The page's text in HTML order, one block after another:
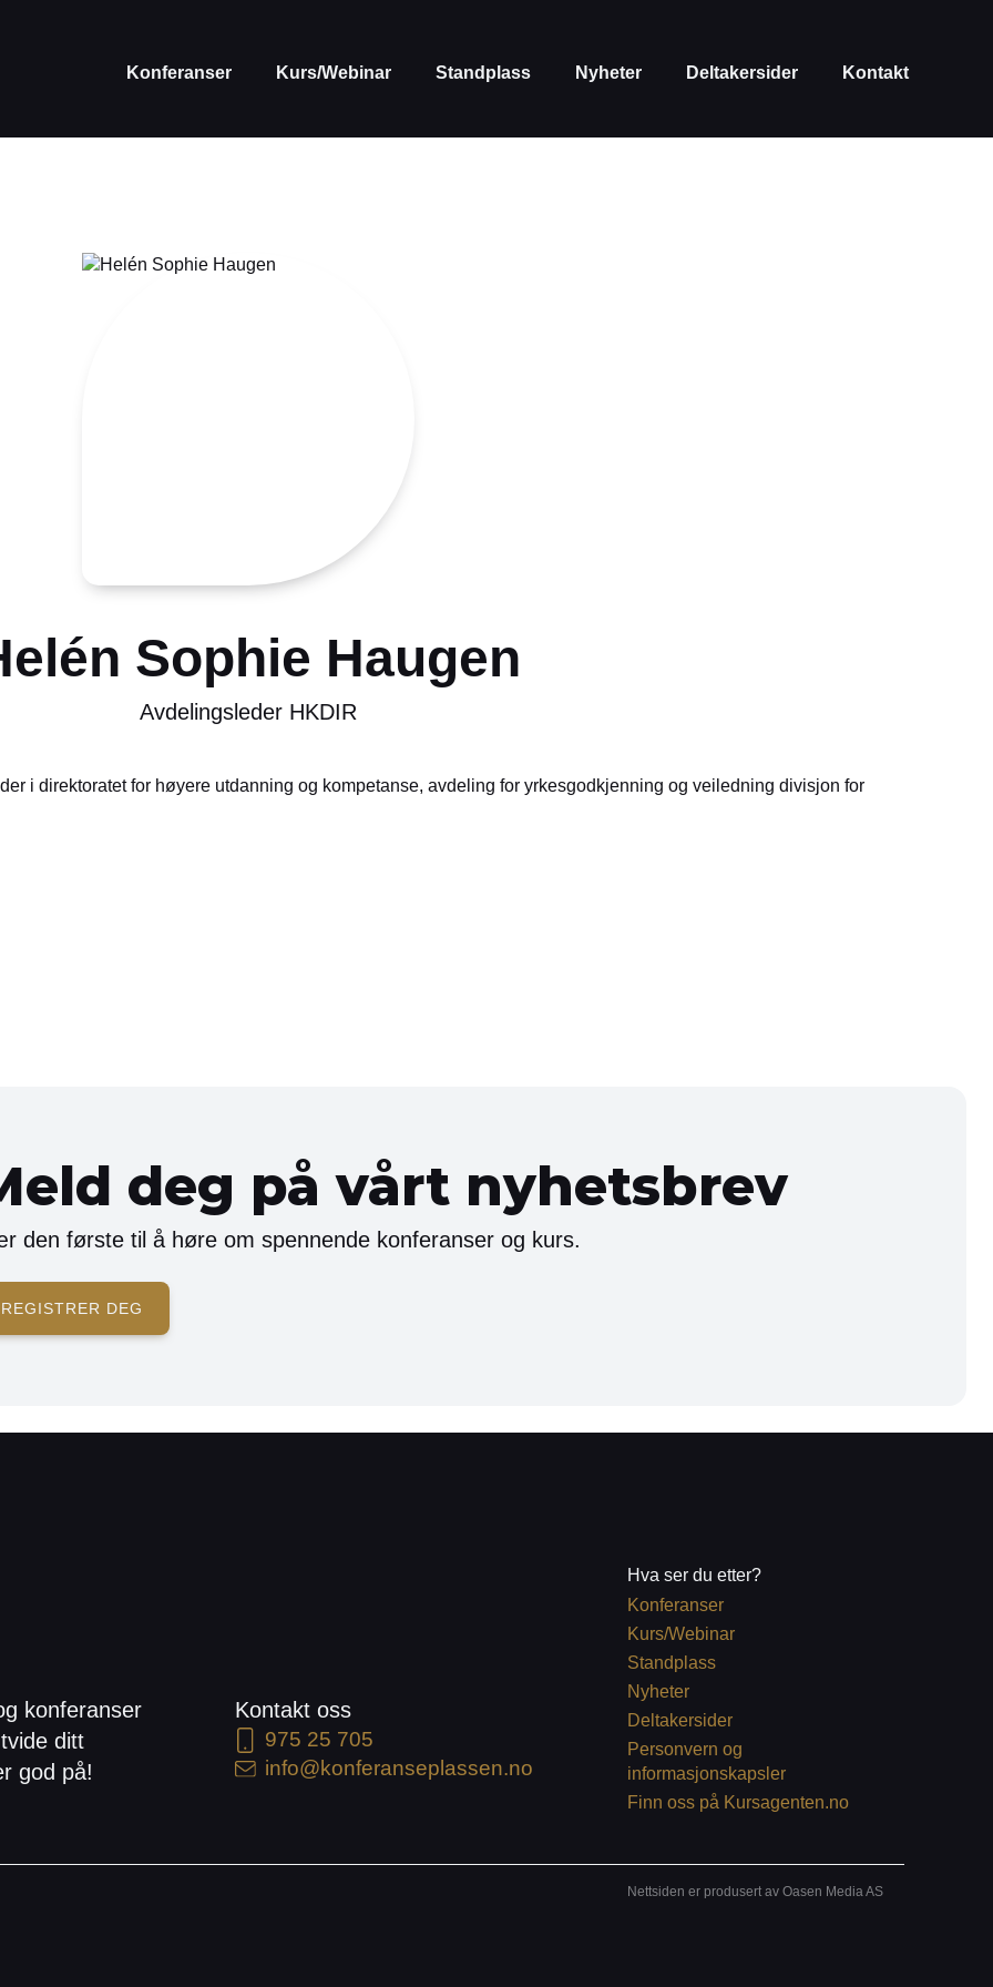
Konferanser Kurs/Webinar Standplass Nyheter Deltakersider Kontakt
Sophie Haugen
Avdelingsleder HKDIR
i direktoratet for høyere utdanning og kompetanse, avdeling for yrkesgodkjenning og veiledning divisjon for
deg på vårt nyhetsbrev
den første til å høre om spennende konferanser og kurs.
REGISTRER DEG
konferanser
ditt
god på!
Kontakt oss
975 25 705
info@konferanseplassen.no
Hva ser du etter?
Konferanser
Kurs/Webinar
Standplass
Nyheter
Deltakersider
Personvern og
informasjonskapsler
Finn oss på Kursagenten.no
Nettsiden er produsert av Oasen Media AS